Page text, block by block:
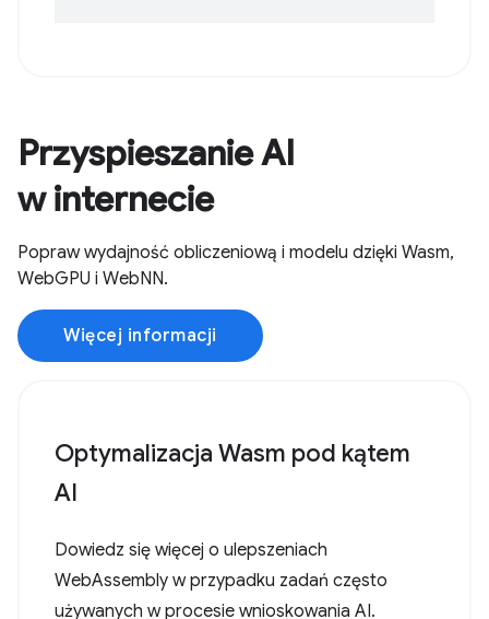
Przyspieszanie AI
w internecie
Popraw wydajność obliczeniową i modelu dzięki Wasm,
WebGPU i WebNN.
Więcej informacji
Optymalizacja Wasm pod kątem
AI
Dowiedz się więcej o ulepszeniach
WebAssembly w przypadku zadań często
używanych w procesie wnioskowania AI.